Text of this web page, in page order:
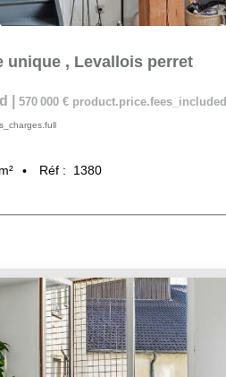
unique , Levallois perret
570 000 € product.price.fees_included
m² Réf : 1380